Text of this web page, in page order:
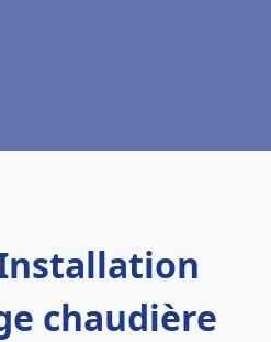
chaudière